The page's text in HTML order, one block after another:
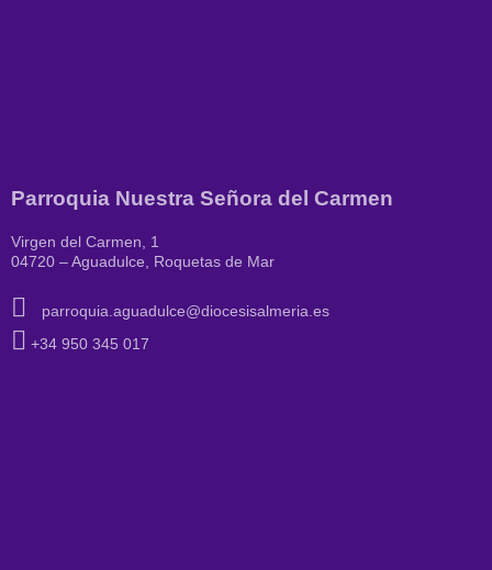
Parroquia Nuestra Señora del Carmen
Virgen del Carmen, 1
04720 – Aguadulce, Roquetas de Mar
parroquia.aguadulce@diocesisalmeria.es
+34 950 345 017